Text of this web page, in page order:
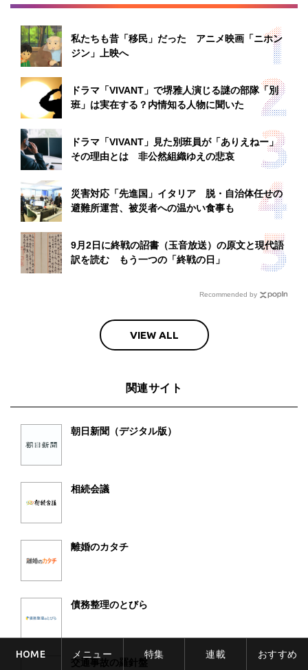
私たちも昔「移民」だった アニメ映画「ニホン
ジン」上映へ
ドラマ「VIVANT」で堺雅人演じる謎の部隊「別
班」は実在する？内情知る人物に聞いた
ドラマ「VIVANT」見た別班員が「ありえねー」
その理由とは 非公然組織ゆえの悲哀
災害対応「先進国」イタリア 脱・自治体任せの
避難所運営、被災者への温かい食事も
9月2日に終戦の詔書（玉音放送）の原文と現代語
訳を読む もう一つの「終戦の日」
Recommended by
VIEW ALL
関連サイト
朝日新聞（デジタル版）
相続会議
離婚のカタチ
債務整理のとびら
交通事故の羅針盤
HOME メニュー 特集 連載 おすすめ